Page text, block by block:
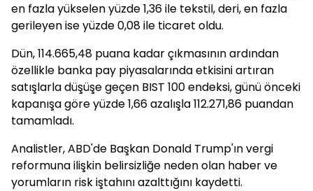
en fazla yükselen yüzde 1,36 ile tekstil, deri, en fazla
gerileyen ise yüzde 0,08 ile ticaret oldu.
Dün, 114.665,48 puana kadar çıkmasının ardından
özellikle banka pay piyasalarında etkisini artıran
satışlarla düşüşe geçen BIST 100 endeksi, günü önceki
kapanışa göre yüzde 1,66 azalışla 112.271,86 puandan
tamamladı.
Analistler, ABD'de Başkan Donald Trump'ın vergi
reformuna ilişkin belirsizliğe neden olan haber ve
yorumların risk iştahını azalttığını kaydetti.